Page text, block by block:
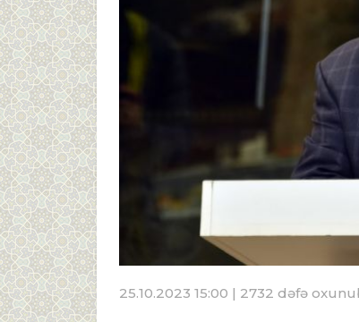
25.10.2023 15:00 | 2732 dəfə